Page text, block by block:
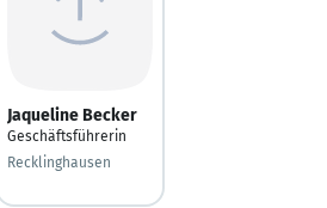
Jaqueline Becker
Geschäftsführerin
Recklinghausen